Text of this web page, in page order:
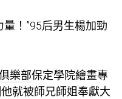
！”95后男生楊加勁
樂部保定學院繪畫專
他就被師兄師姐奉獻大